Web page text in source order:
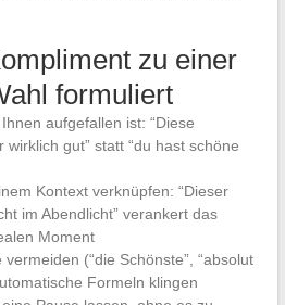
zu einer
formuliert
aufgefallen ist: “Diese
gut” statt “du hast schöne
Kontext verknüpfen: “Dieser
im Abendlicht” verankert das
Moment
(“die Schönste”, “absolut
Formeln klingen